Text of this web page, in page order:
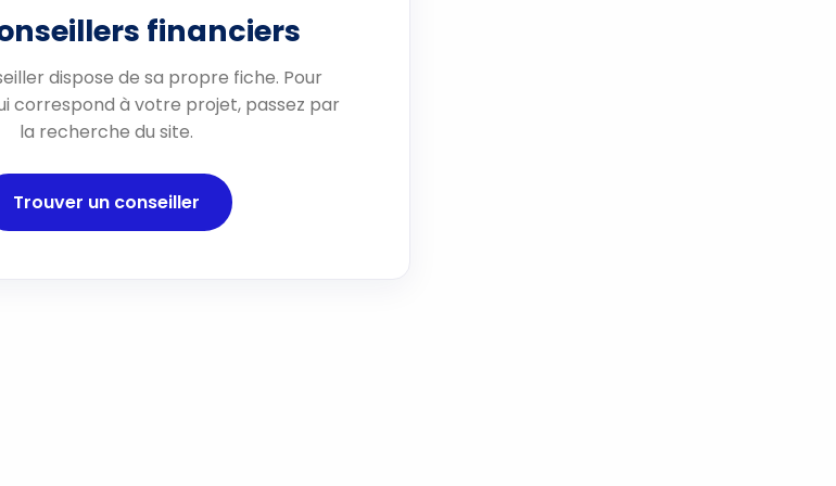
financiers
dispose de sa propre fiche. Pour
correspond à votre projet, passez par
la recherche du site.
Trouver un conseiller